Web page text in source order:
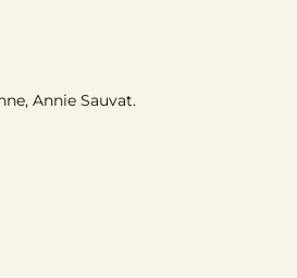
Annie Sauvat.